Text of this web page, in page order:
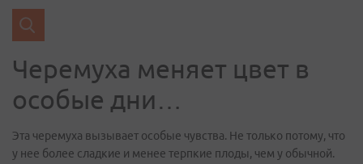
Черемуха меняет цвет в
особые дни…
Эта черемуха вызывает особые чувства. Не только потому, что
у нее более сладкие и менее терпкие плоды, чем у обычной.